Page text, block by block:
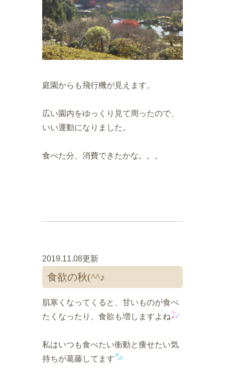
庭園からも飛行機が見えます。
広い園内をゆっくり見て周ったので、
いい運動になりました。
食べた分、消費できたかな。。。
2019.11.08更新
食欲の秋(^^♪
肌寒くなってくると、甘いものが食べ
たくなったり、食欲も増しますよね
私はいつも食べたい衝動と痩せたい気
持ちが葛藤してます